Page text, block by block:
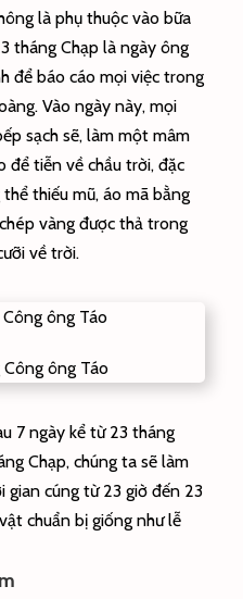
là phụ thuộc vào bữa
tháng Chạp là ngày ông
để báo cáo mọi việc trong
Vào ngày này, mọi
sạch sẽ, làm một mâm
để tiễn về chầu trời, đặc
thiếu mũ, áo mã bằng
vàng được thả trong
về trời.
ông Táo
7 ngày kể từ 23 tháng
Chạp, chúng ta sẽ làm
gian cúng từ 23 giờ đến 23
chuẩn bị giống như lễ